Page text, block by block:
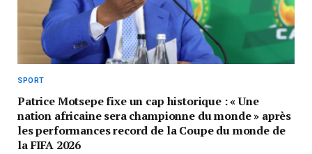
SPORT
Patrice Motsepe fixe un cap historique : « Une
nation africaine sera championne du monde » après
les performances record de la Coupe du monde de
la FIFA 2026